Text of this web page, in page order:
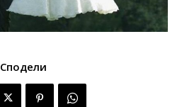
Сподели